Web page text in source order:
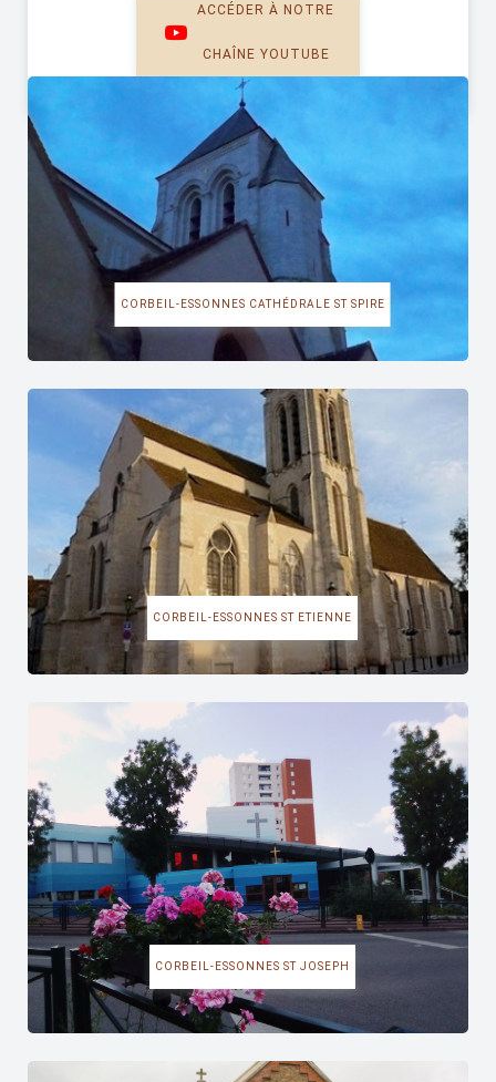
ACCÉDER À NOTRE
CHAÎNE YOUTUBE
CORBEIL-ESSONNES CATHÉDRALE ST SPIRE
CORBEIL-ESSONNES ST ETIENNE
CORBEIL-ESSONNES ST JOSEPH